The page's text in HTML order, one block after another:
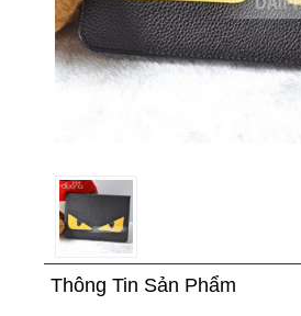
Thông Tin Sản Phẩm